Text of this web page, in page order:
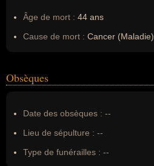
Âge de mort : 44 ans
Cause de mort : Cancer (Maladie)
Obsèques
Date des obsèques : --
Lieu de sépulture : --
Type de funérailles : --